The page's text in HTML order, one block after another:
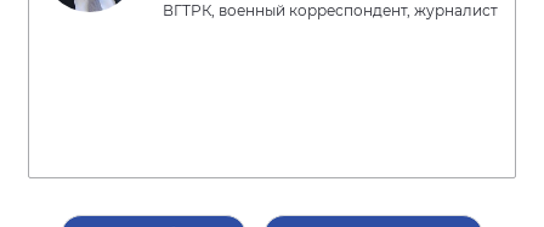
ВГТРК, военный корреспондент, журналист